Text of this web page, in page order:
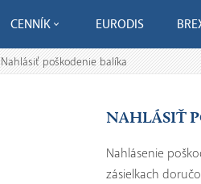
CENNÍK EURODIS
Nahlásiť poškodenie balíka
NAHLÁSIŤ
Nahlásenie
zásielkach